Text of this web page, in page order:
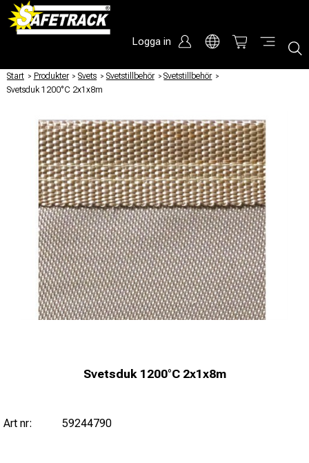
Logga in
Start / Produkter / Svets / Svetstillbehör / Svetstillbehör /
Svetsduk 1200°C 2x1x8m
Svetsduk 1200°C 2x1x8m
Art nr: 59244790